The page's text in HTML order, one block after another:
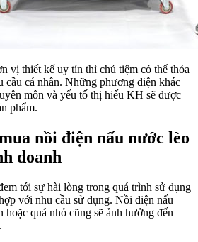
vị thiết kế uy tín thì chủ tiệm có thể thỏa
cầu cá nhân. Những phương diện khác
môn và yếu tố thị hiếu KH sẽ được
phẩm.
nồi điện nấu nước lèo
doanh
tới sự hài lòng trong quá trình sử dụng
với nhu cầu sử dụng. Nồi điện nấu
quá nhỏ cũng sẽ ảnh hưởng đến